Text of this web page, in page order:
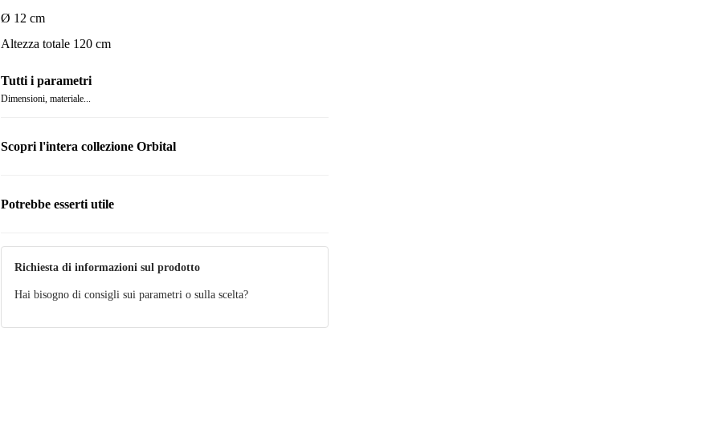
Ø 12 cm
Altezza totale 120 cm
Tutti i parametri
Dimensioni, materiale...
Scopri l'intera collezione Orbital
Potrebbe esserti utile
Richiesta di informazioni sul prodotto
Hai bisogno di consigli sui parametri o sulla scelta?